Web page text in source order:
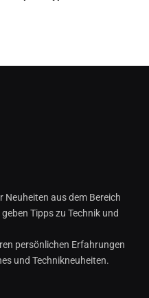
Neuheiten aus dem Bereich
Tipps zu Technik und
persönlichen Erfahrungen
und Technikneuheiten.